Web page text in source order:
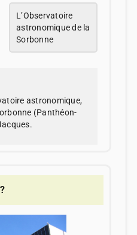
L’Observatoire
astronomique de la
Sorbonne
astronomique,
(Panthéon-